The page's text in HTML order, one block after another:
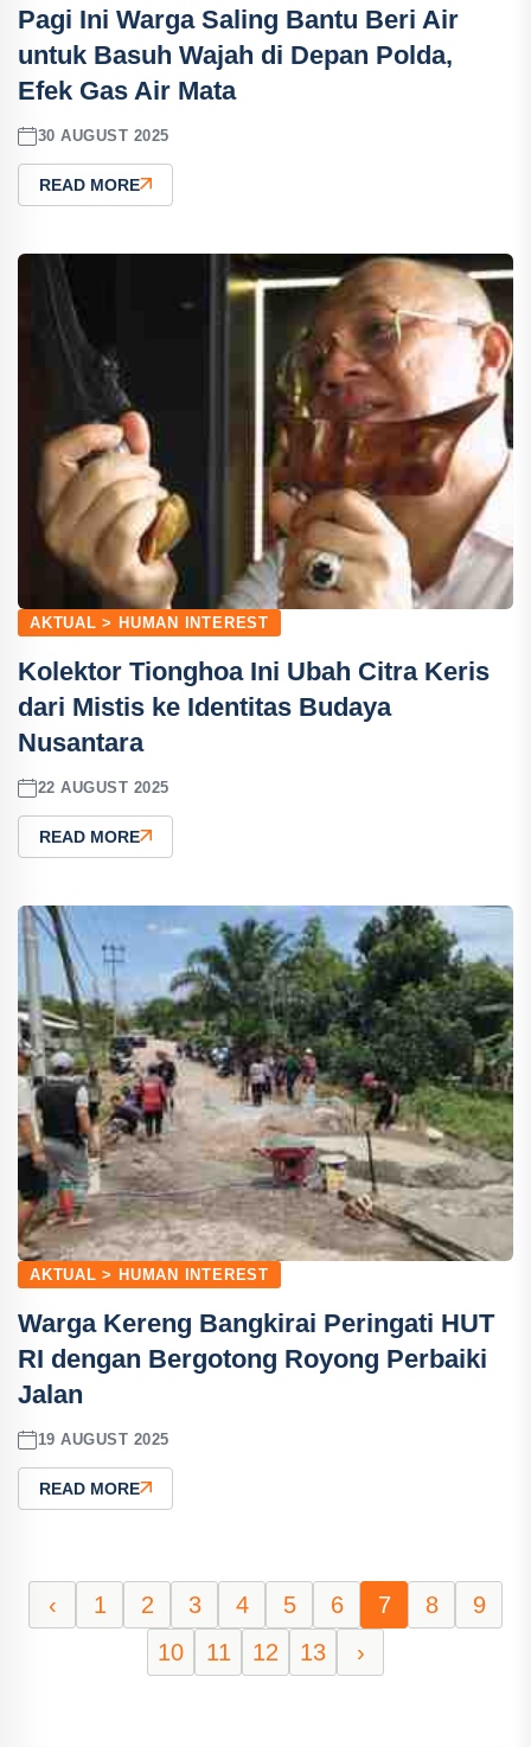
Pagi Ini Warga Saling Bantu Beri Air
untuk Basuh Wajah di Depan Polda,
Efek Gas Air Mata
30 AUGUST 2025
READ MORE
AKTUAL > HUMAN INTEREST
Kolektor Tionghoa Ini Ubah Citra Keris
dari Mistis ke Identitas Budaya
Nusantara
22 AUGUST 2025
READ MORE
AKTUAL > HUMAN INTEREST
Warga Kereng Bangkirai Peringati HUT
RI dengan Bergotong Royong Perbaiki
Jalan
19 AUGUST 2025
READ MORE
‹ 1 2 3 4 5 6 7 8
9
10
11 12 13 ›